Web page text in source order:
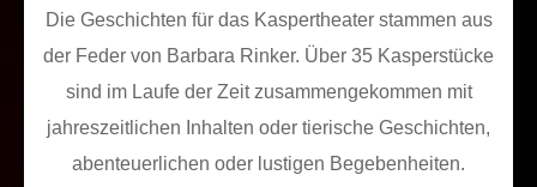
Die Geschichten für das Kaspertheater stammen aus
der Feder von Barbara Rinker. Über 35 Kasperstücke
sind im Laufe der Zeit zusammengekommen mit
jahreszeitlichen Inhalten oder tierische Geschichten,
abenteuerlichen oder lustigen Begebenheiten.